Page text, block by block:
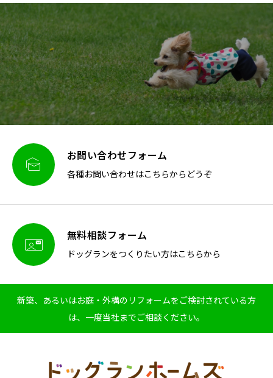
 お問い合わせフォーム
各種お問い合わせはこちらからどうぞ
 無料相談フォーム
ドッグランをつくりたい方はこちらから
新築、あるいはお庭・外構のリフォームをご検討されている方
は、一度当社までご相談ください。